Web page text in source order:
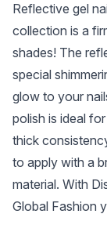
Reflective gel
collection is a
shades! The
special
glow to your
polish is ideal
thick
to apply with a
material. With
Global Fashion